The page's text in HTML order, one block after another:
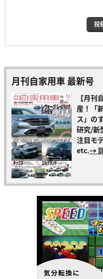
投
月刊自家用車 最新号
【月
産！「
ス」の
研究/新
注目モ
etc.→